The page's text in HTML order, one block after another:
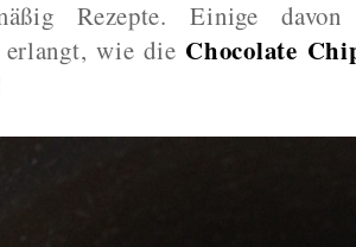
Rezepte. Einige
wie die Chocolate